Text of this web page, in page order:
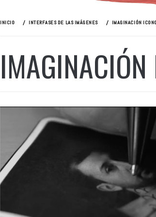
INICIO INTERFASES DE LAS IMÁGENES IMAGINACIÓN